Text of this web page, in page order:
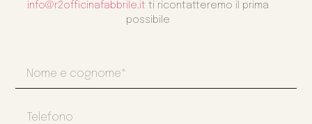
info@r2officinafabbrile.it ti ricontatteremo il prima
possibile